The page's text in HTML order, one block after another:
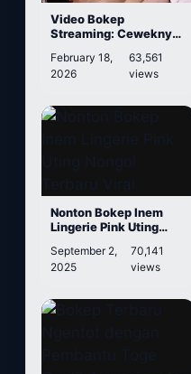
Video Bokep
Streaming: Ceweknya
Lanjut Terus
February 18,
2026
63,561
views
Nonton Bokep Inem
Lingerie Pink Uting
September 2,
2025
70,141
views